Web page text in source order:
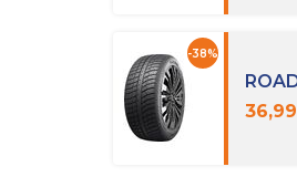
-38%
36,99